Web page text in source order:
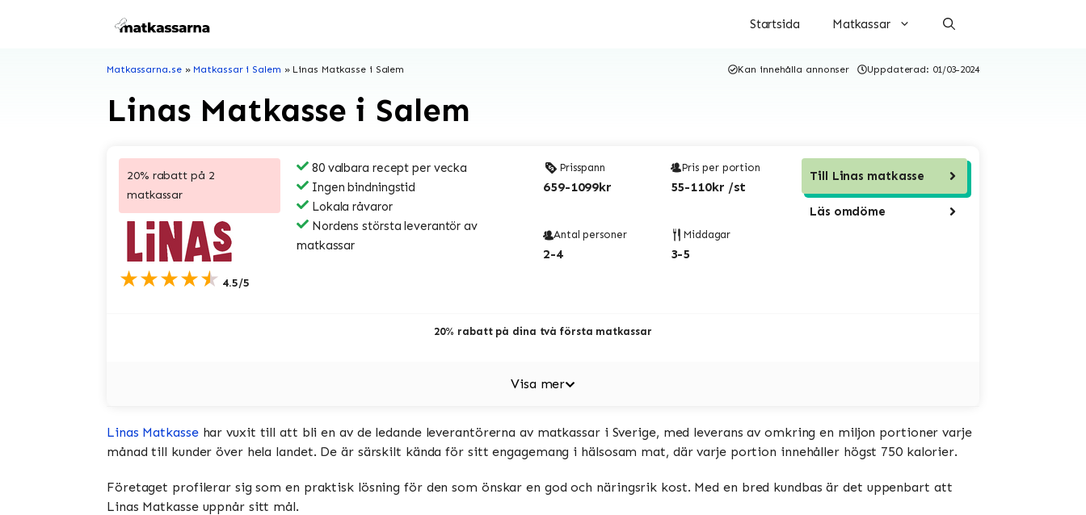
Startsida Matkassar
Matkassarna.se» Matkassar i Salem » Linas Matkasse i Salem Kan innehålla annonser Uppdaterad: 01/03-2024
Linas Matkasse i Salem
20% rabatt på 2
matkassar
★★★★★ 4.5/5
80 valbara recept per vecka
Ingen bindningstid
Lokala råvaror
Nordens största leverantör av
matkassar
Prisspann
659-1099kr
Pris per portion
55-110kr /st
Antal personer
2-4
Middagar
3-5
Till Linas matkasse
Läs omdöme
20% rabatt på dina två första matkassar
Visa mer
Linas Matkassehar vuxit till att bli en av de ledande leverantörerna av matkassar i Sverige, med leverans av omkring en miljon portioner varje
månad till kunder över hela landet. De är särskilt kända för sitt engagemang i hälsosam mat, där varje portion innehåller högst 750 kalorier.
Företaget profilerar sig som en praktisk lösning för den som önskar en god och näringsrik kost. Med en bred kundbas är det uppenbart att
Linas Matkasse uppnår sitt mål.